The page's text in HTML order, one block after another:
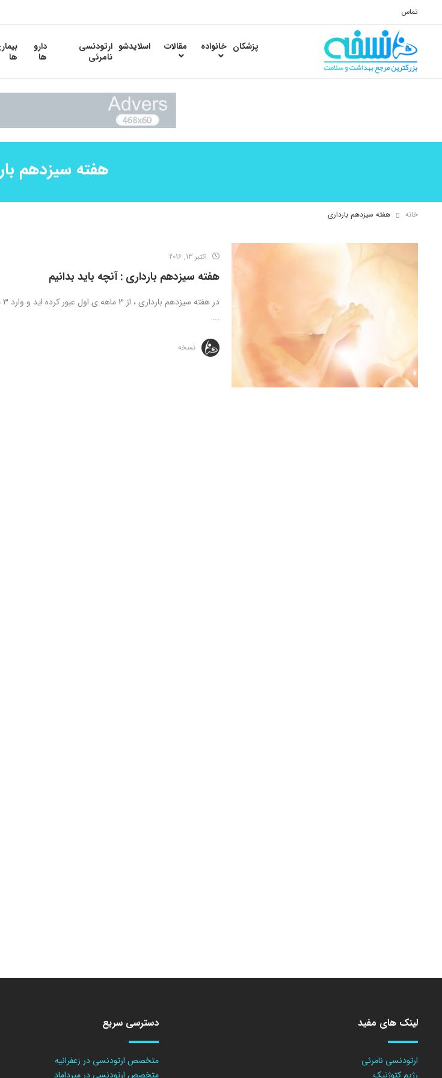
تماس
پزشکان خانواده مقالات اسلایدشو ارتودنسی
نامرئی
دارو
ها
ها
هفته سیزدهم
خانه هفته سیزدهم بارداری
اکتبر 13, 2016
هفته سیزدهم بارداری : آنچه باید بدانیم
...
نسخه
لینک های مفید
ارتودنسی نامرئی
رژیم کتوژنیک
دسترسی سریع
متخصص ارتودنسی در زعفرانیه
متخصص ارتودنسی در میرداماد